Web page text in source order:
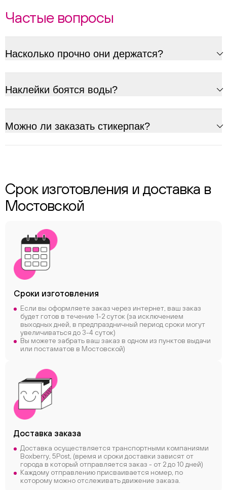
Частые вопросы
Насколько прочно они держатся?
Наклейки боятся воды?
Можно ли заказать стикерпак?
Срок изготовления и доставка в
Мостовской
Сроки изготовления
Если вы оформляете заказ через интернет, ваш заказ
будет готов в течение 1-2 суток (за исключением
выходных дней, в предпраздничный период сроки могут
увеличиваться до 3-4 суток)
Вы можете забрать ваш заказ в одном из пунктов выдачи
или постаматов в Мостовской)
Доставка заказа
Доставка осуществляется транспортными компаниями
Boxberry, 5Post, (время и сроки доставки зависят от
города в который отправляется заказ - от 2 до 10 дней)
Каждому отправлению присваивается номер, по
которому можно отслеживать движение заказа.